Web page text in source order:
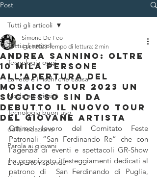
Post
Tutti gli articoli
Tecnologia oggi
La rete e i rischi che causa
Moda e curiosità
Tecnologia buon uso
dalla redazione
Parola ai giovani
L'esperto risponde
Tutti gli articoli
Andrea Sannino: oltre
10 mila persone
all’apertura del
Mosaico Tour 2023 Un
successo sin da
debutto il nuovo tour
del giovane artista
Simone De Feo
4 set 2023 Tempo di lettura: 2 min
Ottimo lavoro del Comitato Feste
Patronali “San Ferdinando Re” che con
l’agenzia di eventi e spettacoli GR-Show
ha organizzato i festeggiamenti dedicati al
patrono di  San Ferdinando di Puglia,